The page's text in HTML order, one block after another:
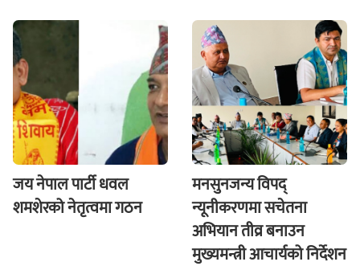
जय नेपाल पार्टी धवल
शमशेरको नेतृत्वमा गठन
मनसुनजन्य विपद्
न्यूनीकरणमा सचेतना
अभियान तीव्र बनाउन
मुख्यमन्त्री आचार्यको निर्देशन